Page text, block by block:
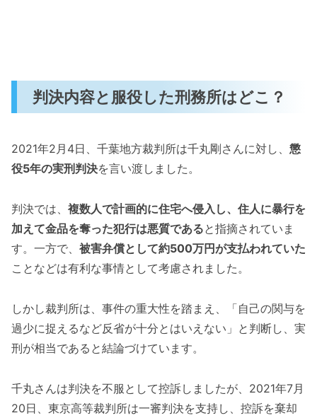
判決内容と服役した刑務所はどこ？
2021年2月4日、千葉地方裁判所は千丸剛さんに対し、 懲
役5年の実刑判決を言い渡しました。
判決では、 複数人で計画的に住宅へ侵入し、住人に暴行を
加えて金品を奪った犯行は悪質であると指摘されていま
す。一方で、 被害弁償として約500万円が支払われていた
ことなどは有利な事情として考慮されました。
しかし裁判所は、事件の重大性を踏まえ、「自己の関与を
過少に捉えるなど反省が十分とはいえない」と判断し、実
刑が相当であると結論づけています。
千丸さんは判決を不服として控訴しましたが、2021年7月
20日、東京高等裁判所は一審判決を支持し、控訴を棄却